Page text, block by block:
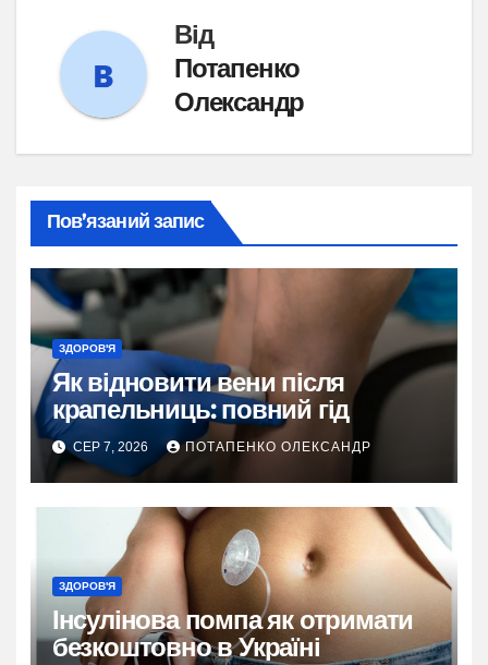
Від
Потапенко
Олександр
Пов’язаний запис
ЗДОРОВ'Я
Як відновити вени після
крапельниць: повний гід
СЕР 7, 2026 ПОТАПЕНКО ОЛЕКСАНДР
ЗДОРОВ'Я
Інсулінова помпа як отримати
безкоштовно в Україні